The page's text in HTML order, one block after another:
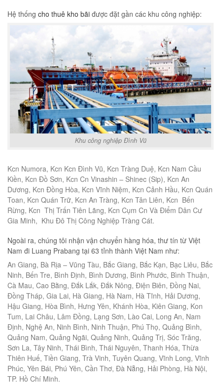
Hệ thống cho thuê kho bãi được đặt gần các khu công nghiệp:
Khu công nghiệp Đình Vũ
Kcn Numora, Kcn Kcn Đình Vũ, Kcn Tràng Duệ, Kcn Nam Cầu
Kiền, Kcn Đồ Sơn, Kcn Cn Vinashin – Shinec (Sip), Kcn An
Dương, Kcn Đồng Hòa, Kcn Vĩnh Niệm, Kcn Cảnh Hầu, Kcn Quán
Toan, Kcn Quán Trữ, Kcn An Tràng, Kcn Tân Liên, Kcn Bến
Rừng, Kcn Thị Trấn Tiên Lãng, Kcn Cụm Cn Và Điểm Dân Cư
Gia Minh, Khu Đô Thị Công Nghiệp Tràng Cát.
Ngoài ra, chúng tôi nhận vận chuyển hàng hóa, thư tín từ Việt
Nam đi Luang Prabang tại 63 tỉnh thành Việt Nam như:
An Giang, Bà Rịa – Vũng Tàu, Bắc Giang, Bắc Kạn, Bạc Liêu, Bắc
Ninh, Bến Tre, Bình Định, Bình Dương, Bình Phước, Bình Thuận,
Cà Mau, Cao Bằng, Đắk Lắk, Đắk Nông, Điện Biên, Đồng Nai,
Đồng Tháp, Gia Lai, Hà Giang, Hà Nam, Hà Tĩnh, Hải Dương,
Hậu Giang, Hòa Bình, Hưng Yên, Khánh Hòa, Kiên Giang, Kon
Tum, Lai Châu, Lâm Đồng, Lạng Sơn, Lào Cai, Long An, Nam
Định, Nghệ An, Ninh Bình, Ninh Thuận, Phú Thọ, Quảng Bình,
Quảng Nam, Quảng Ngãi, Quảng Ninh, Quảng Trị, Sóc Trăng,
Sơn La, Tây Ninh, Thái Bình, Thái Nguyên, Thanh Hóa, Thừa
Thiên Huế, Tiền Giang, Trà Vinh, Tuyên Quang, Vĩnh Long, Vĩnh
Phúc, Yên Bái, Phú Yên, Cần Thơ, Đà Nẵng, Hải Phòng, Hà Nội,
TP. Hồ Chí Minh.